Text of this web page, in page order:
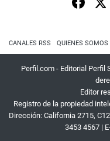
CANALES RSS QUIENES SOMOS
Perfil.com - Editorial Perfil
Editor
Registro de la propiedad
Dirección: California 2715,
3453 4567 |